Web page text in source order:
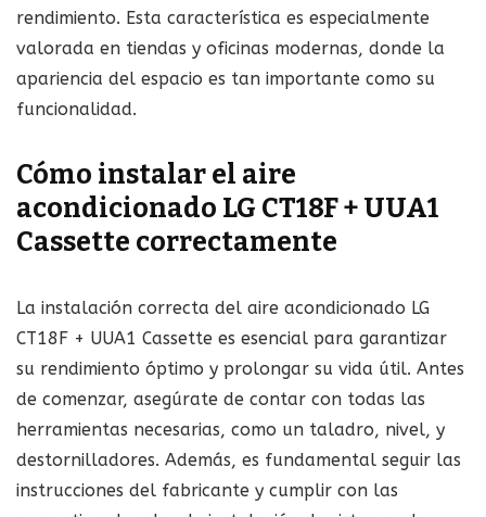
rendimiento. Esta característica es especialmente
valorada en tiendas y oficinas modernas, donde la
apariencia del espacio es tan importante como su
funcionalidad.
Cómo instalar el aire
acondicionado LG CT18F + UUA1
Cassette correctamente
La instalación correcta del aire acondicionado LG
CT18F + UUA1 Cassette es esencial para garantizar
su rendimiento óptimo y prolongar su vida útil. Antes
de comenzar, asegúrate de contar con todas las
herramientas necesarias, como un taladro, nivel, y
destornilladores. Además, es fundamental seguir las
instrucciones del fabricante y cumplir con las